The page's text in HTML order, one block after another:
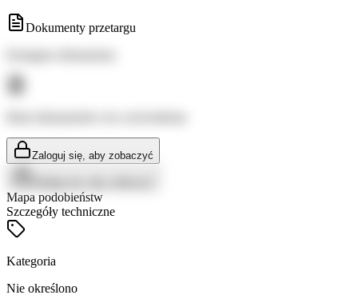
Dokumenty przetargu
Zaloguj się, aby zobaczyć
Mapa podobieństw
Szczegóły techniczne
Kategoria
Nie określono